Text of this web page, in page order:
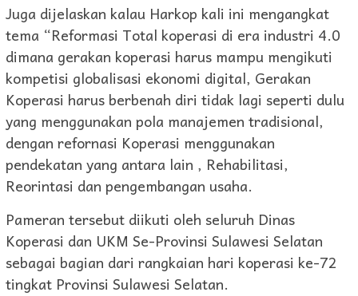
Juga dijelaskan kalau Harkop kali ini mengangkat
tema “Reformasi Total koperasi di era industri 4.0
dimana gerakan koperasi harus mampu mengikuti
kompetisi globalisasi ekonomi digital, Gerakan
Koperasi harus berbenah diri tidak lagi seperti dulu
yang menggunakan pola manajemen tradisional,
dengan refornasi Koperasi menggunakan
pendekatan yang antara lain , Rehabilitasi,
Reorintasi dan pengembangan usaha.
Pameran tersebut diikuti oleh seluruh Dinas
Koperasi dan UKM Se-Provinsi Sulawesi Selatan
sebagai bagian dari rangkaian hari koperasi ke-72
tingkat Provinsi Sulawesi Selatan.